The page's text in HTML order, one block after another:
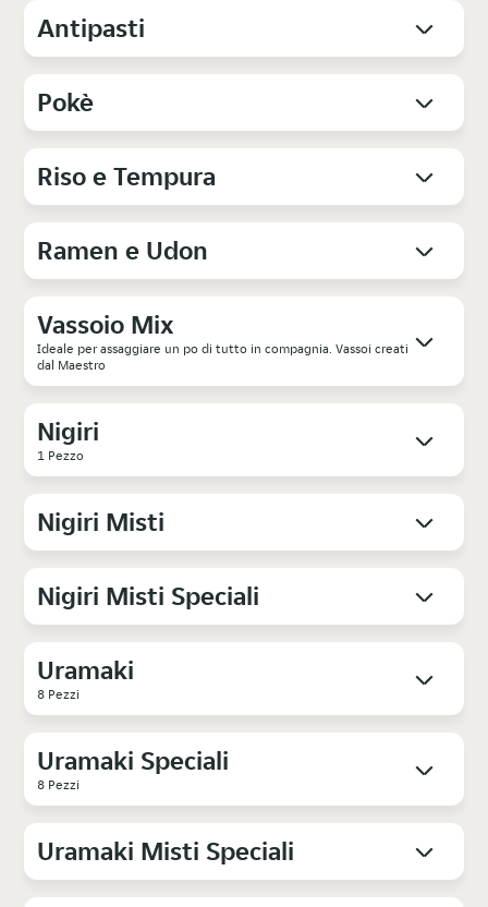
Antipasti
Pokè
Riso e Tempura
Ramen e Udon
Vassoio Mix
Ideale per assaggiare un po di tutto in compagnia. Vassoi creati
dal Maestro
Nigiri
1 Pezzo
Nigiri Misti
Nigiri Misti Speciali
Uramaki
8 Pezzi
Uramaki Speciali
8 Pezzi
Uramaki Misti Speciali